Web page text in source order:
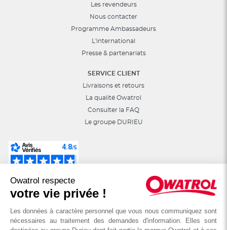
Owatrol respecte
votre vie privée !
Les données à caractère personnel que vous nous communiquez sont
nécessaires au traitement des demandes d'information. Elles sont
Les revendeurs
Nous contacter
Programme Ambassadeurs
L'international
Presse & partenariats
SERVICE CLIENT
Livraisons et retours
La qualité Owatrol
Consulter la FAQ
Le groupe DURIEU
Suivez-nous sur les réseaux sociaux :
astuces, jeux, promotions…